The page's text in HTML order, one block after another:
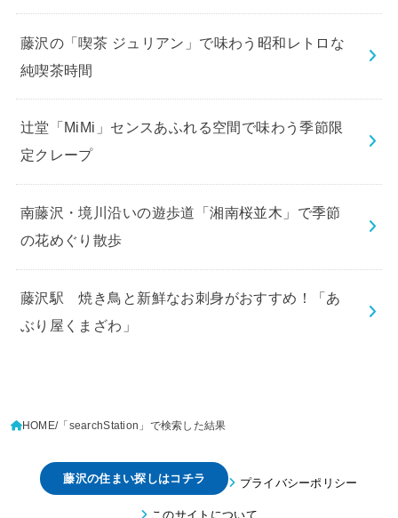
藤沢の「喫茶 ジュリアン」で味わう昭和レトロな
純喫茶時間
辻堂「MiMi」センスあふれる空間で味わう季節限
定クレープ
南藤沢・境川沿いの遊歩道「湘南桜並木」で季節
の花めぐり散歩
藤沢駅 焼き鳥と新鮮なお刺身がおすすめ！「あ
ぶり屋くまざわ」
HOME 「searchStation」で検索した結果
藤沢の住まい探しはコチラ プライバシーポリシー
このサイトについて